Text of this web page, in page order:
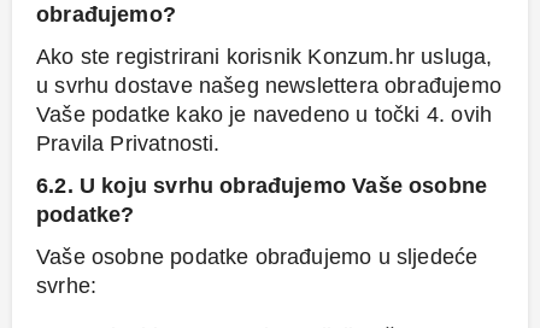
obrađujemo?
Ako ste registrirani korisnik Konzum.hr usluga,
u svrhu dostave našeg newslettera obrađujemo
Vaše podatke kako je navedeno u točki 4. ovih
Pravila Privatnosti.
6.2. U koju svrhu obrađujemo Vaše osobne
podatke?
Vaše osobne podatke obrađujemo u sljedeće
svrhe: